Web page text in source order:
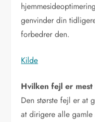
genvinder din
forbedrer den.
Kilde
Hvilken fejl er
Den største fejl er at
at dirigere alle